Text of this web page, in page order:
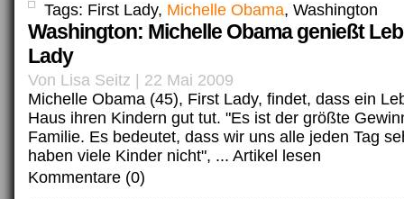
Tags: First Lady, Michelle Obama, Washington
Washington: Michelle Obama genießt
Lady
Von Lisa Seitz | 22 Mai 2009
Michelle Obama (45), First Lady, findet, dass ein
Haus ihren Kindern gut tut. "Es ist der größte
Familie. Es bedeutet, dass wir uns alle jeden Tag
haben viele Kinder nicht", ... Artikel lesen
Kommentare (0)